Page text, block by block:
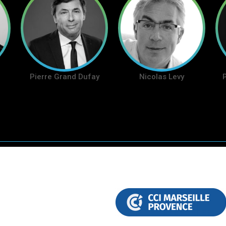
Pierre Grand Dufay Nicolas Levy